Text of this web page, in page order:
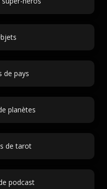
de pays
planètes
de tarot
podcast